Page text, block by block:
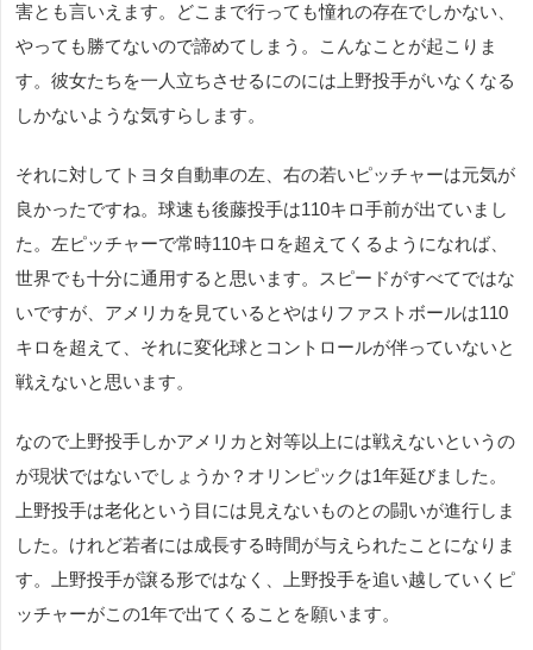
害とも言いえます。どこまで行っても憧れの存在でしかない、
やっても勝てないので諦めてしまう。こんなことが起こりま
す。彼女たちを一人立ちさせるにのには上野投手がいなくなる
しかないような気すらします。
それに対してトヨタ自動車の左、右の若いピッチャーは元気が
良かったですね。球速も後藤投手は110キロ手前が出ていまし
た。左ピッチャーで常時110キロを超えてくるようになれば、
世界でも十分に通用すると思います。スピードがすべてではな
いですが、アメリカを見ているとやはりファストボールは110
キロを超えて、それに変化球とコントロールが伴っていないと
戦えないと思います。
なので上野投手しかアメリカと対等以上には戦えないというの
が現状ではないでしょうか？オリンピックは1年延びました。
上野投手は老化という目には見えないものとの闘いが進行しま
した。けれど若者には成長する時間が与えられたことになりま
す。上野投手が譲る形ではなく、上野投手を追い越していくピ
ッチャーがこの1年で出てくることを願います。